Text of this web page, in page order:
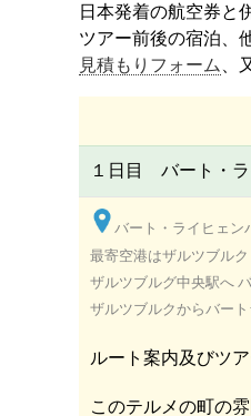
日本発着の航空券と
見積もりフォーム
、
１日目 バート・
バート・ライヒェン
最寄空港はザルツブルク
ザルツブルグ中央駅へ
ザルツブルクからバー
ルート案内及びツ
このテルメの町の